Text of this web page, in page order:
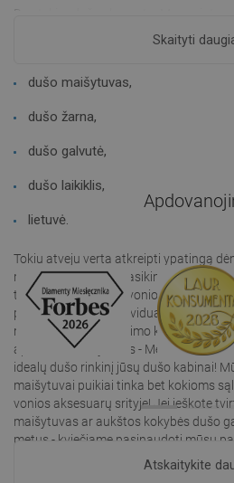
rasti visą dušo rinkinį. Jis susideda iš
dušo maišytuvas,
dušo žarna,
dušo galvutė,
dušo laikiklis,
lietuvė.
Tokiu atveju verta atkreipti ypatingą
montavimo būdą - klasikinį ar
tokią galimybę savo vonioje. Dušo
pritaikytas pagal individualius
maksimalaus naudojimo komfortą.
apie dušo maišytuvus - Mexen
idealų dušo rinkinį jūsų dušo kabinai!
maišytuvai puikiai tinka bet kokioms
vonios aksesuarų srityje! Jei ieškote
maišytuvas ar aukštos kokybės dušo
metus - kviečiame pasinaudoti mūsų
maišytuvų pasiūla, kurie puikiai įsilies į
Skaityti
Atskaitykite